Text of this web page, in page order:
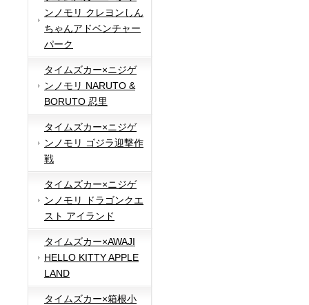
ンノモリ クレヨンしん
ちゃんアドベンチャー
パーク
タイムズカー×ニジゲ
ンノモリ NARUTO &
BORUTO 忍里
タイムズカー×ニジゲ
ンノモリ ゴジラ迎撃作
戦
タイムズカー×ニジゲ
ンノモリ ドラゴンクエ
スト アイランド
タイムズカー×AWAJI
HELLO KITTY APPLE
LAND
タイムズカー×箱根小